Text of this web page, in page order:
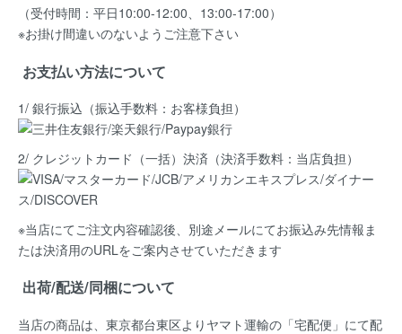
（受付時間：平日10:00-12:00、13:00-17:00）
※お掛け間違いのないようご注意下さい
お支払い方法について
1/ 銀行振込（振込手数料：お客様負担）
2/ クレジットカード（一括）決済 （決済手数料：当店負担）
※当店にてご注文内容確認後、別途メールにてお振込み先情報ま
たは決済用のURLをご案内させていただきます
出荷/配送/同梱について
当店の商品は、 東京都台東区よりヤマト運輸の「宅配便」にて配